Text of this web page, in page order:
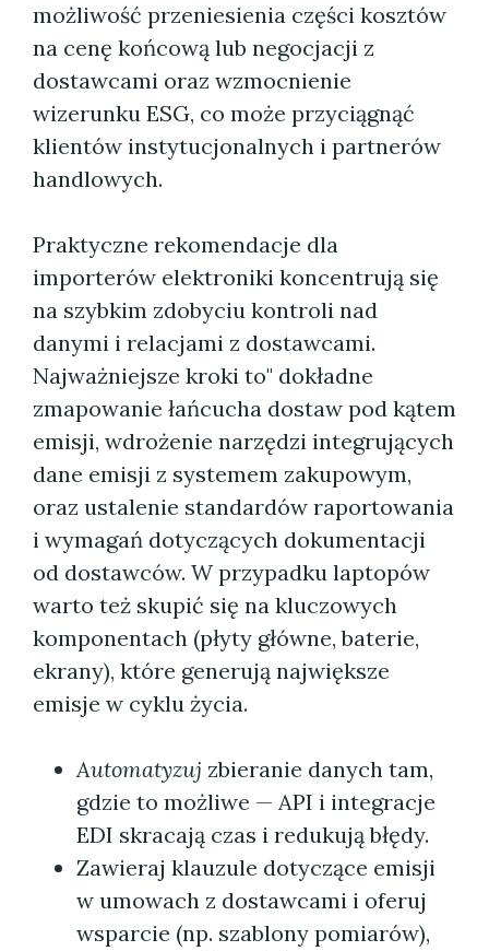
możliwość przeniesienia części kosztów
na cenę końcową lub negocjacji z
dostawcami oraz wzmocnienie
wizerunku ESG, co może przyciągnąć
klientów instytucjonalnych i partnerów
handlowych.
Praktyczne rekomendacje dla
importerów elektroniki koncentrują się
na szybkim zdobyciu kontroli nad
danymi i relacjami z dostawcami.
Najważniejsze kroki to" dokładne
zmapowanie łańcucha dostaw pod kątem
emisji, wdrożenie narzędzi integrujących
dane emisji z systemem zakupowym,
oraz ustalenie standardów raportowania
i wymagań dotyczących dokumentacji
od dostawców. W przypadku laptopów
warto też skupić się na kluczowych
komponentach (płyty główne, baterie,
ekrany), które generują największe
emisje w cyklu życia.
Automatyzuj zbieranie danych tam,
gdzie to możliwe — API i integracje
EDI skracają czas i redukują błędy.
Zawieraj klauzule dotyczące emisji
w umowach z dostawcami i oferuj
wsparcie (np. szablony pomiarów),